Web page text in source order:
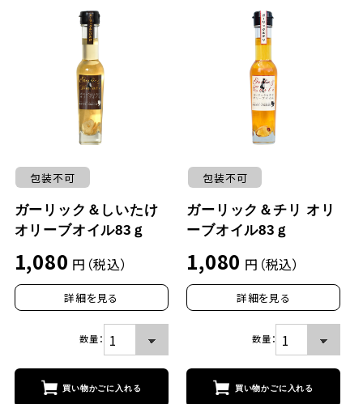
包装不可
ガーリック＆しいたけ
オリーブオイル83ｇ
1,080 円（税込）
詳細を見る
数量：
包装不可
ガーリック＆チリ オリ
ーブオイル83ｇ
1,080 円（税込）
詳細を見る
数量：